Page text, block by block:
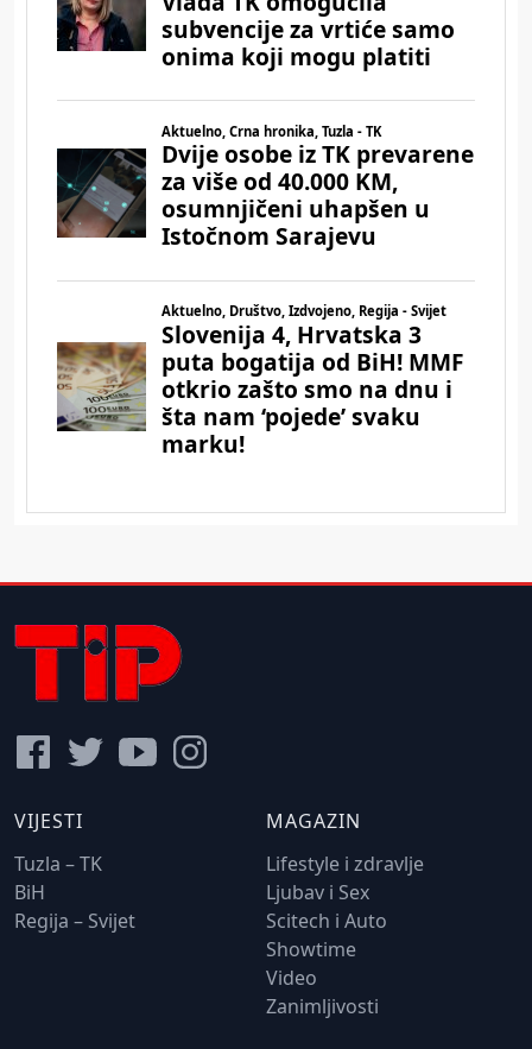
VIJESTI
Tuzla – TK
BiH
Regija – Svijet
MAGAZIN
Lifestyle i zdravlje
Ljubav i Sex
Scitech i Auto
Showtime
Video
Zanimljivosti